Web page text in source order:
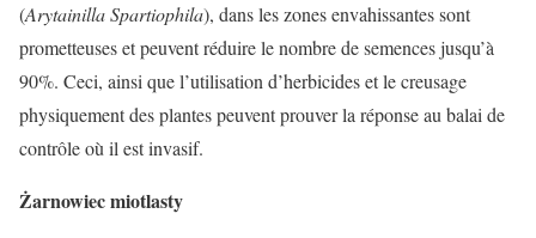
(Arytainilla Spartiophila), dans les zones envahissantes sont
prometteuses et peuvent réduire le nombre de semences jusqu’à
90%. Ceci, ainsi que l’utilisation d’herbicides et le creusage
physiquement des plantes peuvent prouver la réponse au balai de
contrôle où il est invasif.
Żarnowiec miotlasty